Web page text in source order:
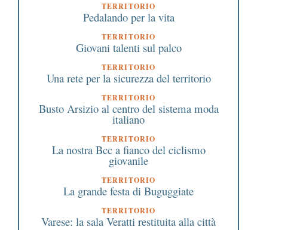
TERRITORIO
Pedalando per la vita
TERRITORIO
Giovani talenti sul palco
TERRITORIO
Una rete per la sicurezza del territorio
TERRITORIO
Busto Arsizio al centro del sistema moda
italiano
TERRITORIO
La nostra Bcc a fianco del ciclismo
giovanile
TERRITORIO
La grande festa di Buguggiate
TERRITORIO
Varese: la sala Veratti restituita alla città